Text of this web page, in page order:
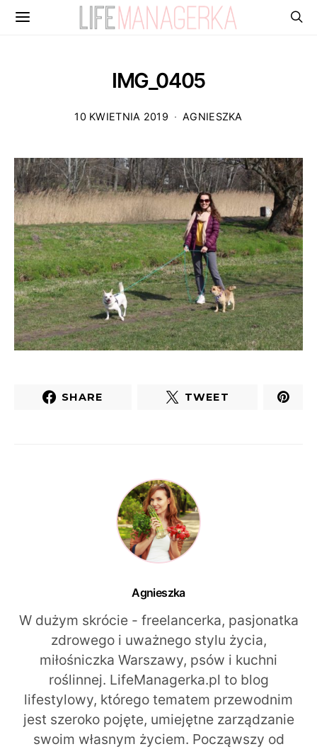
IMG_0405
10 KWIETNIA 2019 AGNIESZKA
SHARE TWEET
Agnieszka
W dużym skrócie - freelancerka, pasjonatka
zdrowego i uważnego stylu życia,
miłośniczka Warszawy, psów i kuchni
roślinnej. LifeManagerka.pl to blog
lifestylowy, którego tematem przewodnim
jest szeroko pojęte, umiejętne zarządzanie
swoim własnym życiem. Począwszy od